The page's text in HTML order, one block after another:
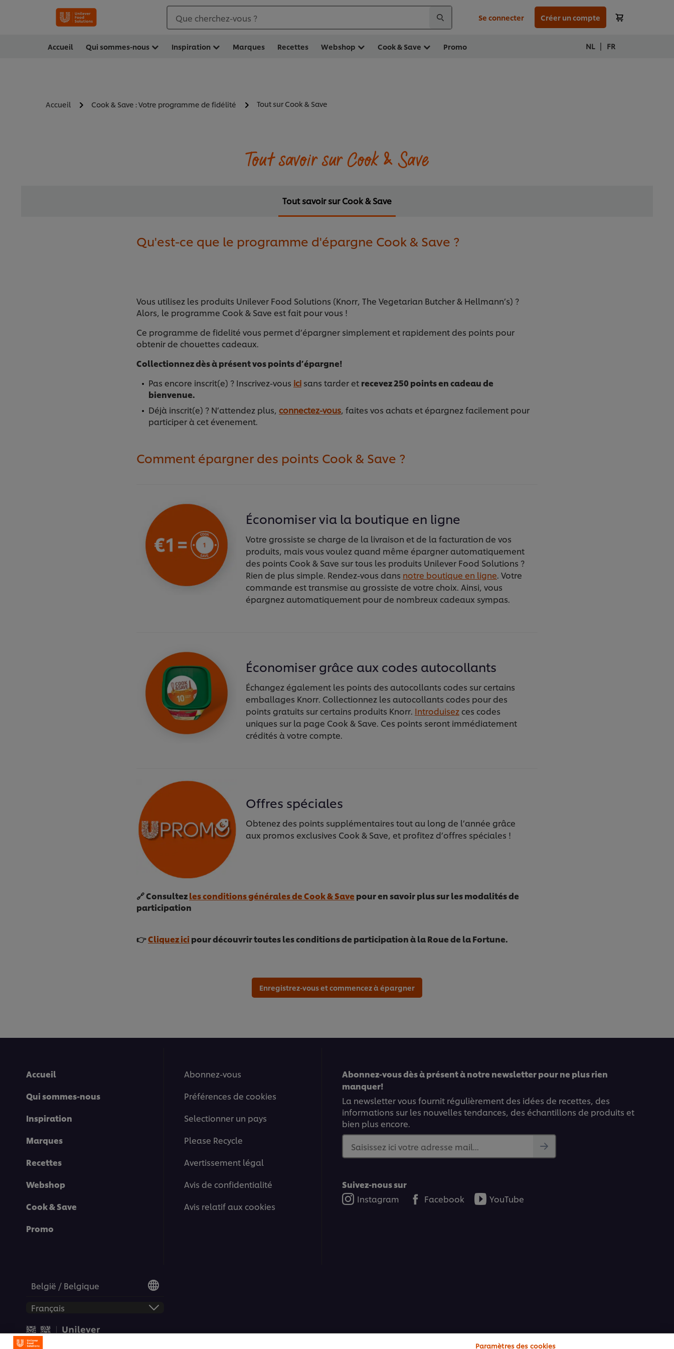
Que cherchez-vous ? Se connecter Créer un compte
Accueil Qui sommes-nous Inspiration Marques Recettes Webshop Cook & Save Promo NL | FR
Accueil Cook & Save : Votre programme de fidélité Tout sur Cook & Save
Tout savoir sur Cook & Save
Tout savoir sur Cook & Save
Qu'est-ce que le programme d'épargne Cook & Save ?
Vous utilisez les produits Unilever Food Solutions (Knorr, The Vegetarian Butcher & Hellmann’s) ?
Alors, le programme Cook & Save est fait pour vous !
Ce programme de fidelité vous permet d’épargner simplement et rapidement des points pour
obtenir de chouettes cadeaux.
Collectionnez dès à présent vos points d’épargne!
Pas encore inscrit(e) ? Inscrivez-vous icisans tarder et recevez 250 points en cadeau de
bienvenue.
Déjà inscrit(e) ? N’attendez plus, connectez-vous, faites vos achats et épargnez facilement pour
participer à cet évenement.
Comment épargner des points Cook & Save ?
Économiser via la boutique en ligne
Votre grossiste se charge de la livraison et de la facturation de vos
produits, mais vous voulez quand même épargner automatiquement
des points Cook & Save sur tous les produits Unilever Food Solutions ?
Rien de plus simple. Rendez-vous dans notre boutique en ligne. Votre
commande est transmise au grossiste de votre choix. Ainsi, vous
épargnez automatiquement pour de nombreux cadeaux sympas.
Économiser grâce aux codes autocollants
Échangez également les points des autocollants codes sur certains
emballages Knorr. Collectionnez les autocollants codes pour des
points gratuits sur certains produits Knorr. Introduisezces codes
uniques sur la page Cook & Save. Ces points seront immédiatement
crédités à votre compte.
Offres spéciales
Obtenez des points supplémentaires tout au long de l’année grâce
aux promos exclusives Cook & Save, et profitez d’offres spéciales !
🔗 Consultezles conditions générales de Cook & Save pour en savoir plus sur les modalités de
participation
👉Cliquez icipour découvrir toutes les conditions de participation à la Roue de la Fortune.
Enregistrez-vous et commencez à épargner
Accueil
Qui sommes-nous
Inspiration
Marques
Recettes
Webshop
Cook & Save
Promo
Abonnez-vous
Préférences de cookies
Selectionner un pays
Please Recycle
Avertissement légal
Avis de confidentialité
Avis relatif aux cookies
Abonnez-vous dès à présent à notre newsletter pour ne plus rien
manquer!
La newsletter vous fournit régulièrement des idées de recettes, des
informations sur les nouvelles tendances, des échantillons de produits et
bien plus encore.
Saisissez ici votre adresse mail...
Suivez-nous sur
Instagram
Facebook YouTube
België / Belgique
Paramètres des cookies